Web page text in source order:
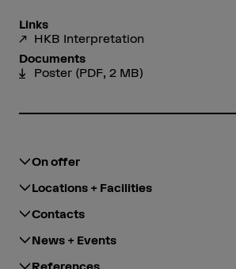
Links
HKB Interpretation
Documents
Poster (PDF, 2 MB)
On offer
Locations + Facilities
Contacts
News + Events
References